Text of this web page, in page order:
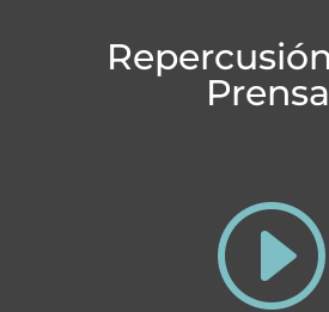
Prensa
I